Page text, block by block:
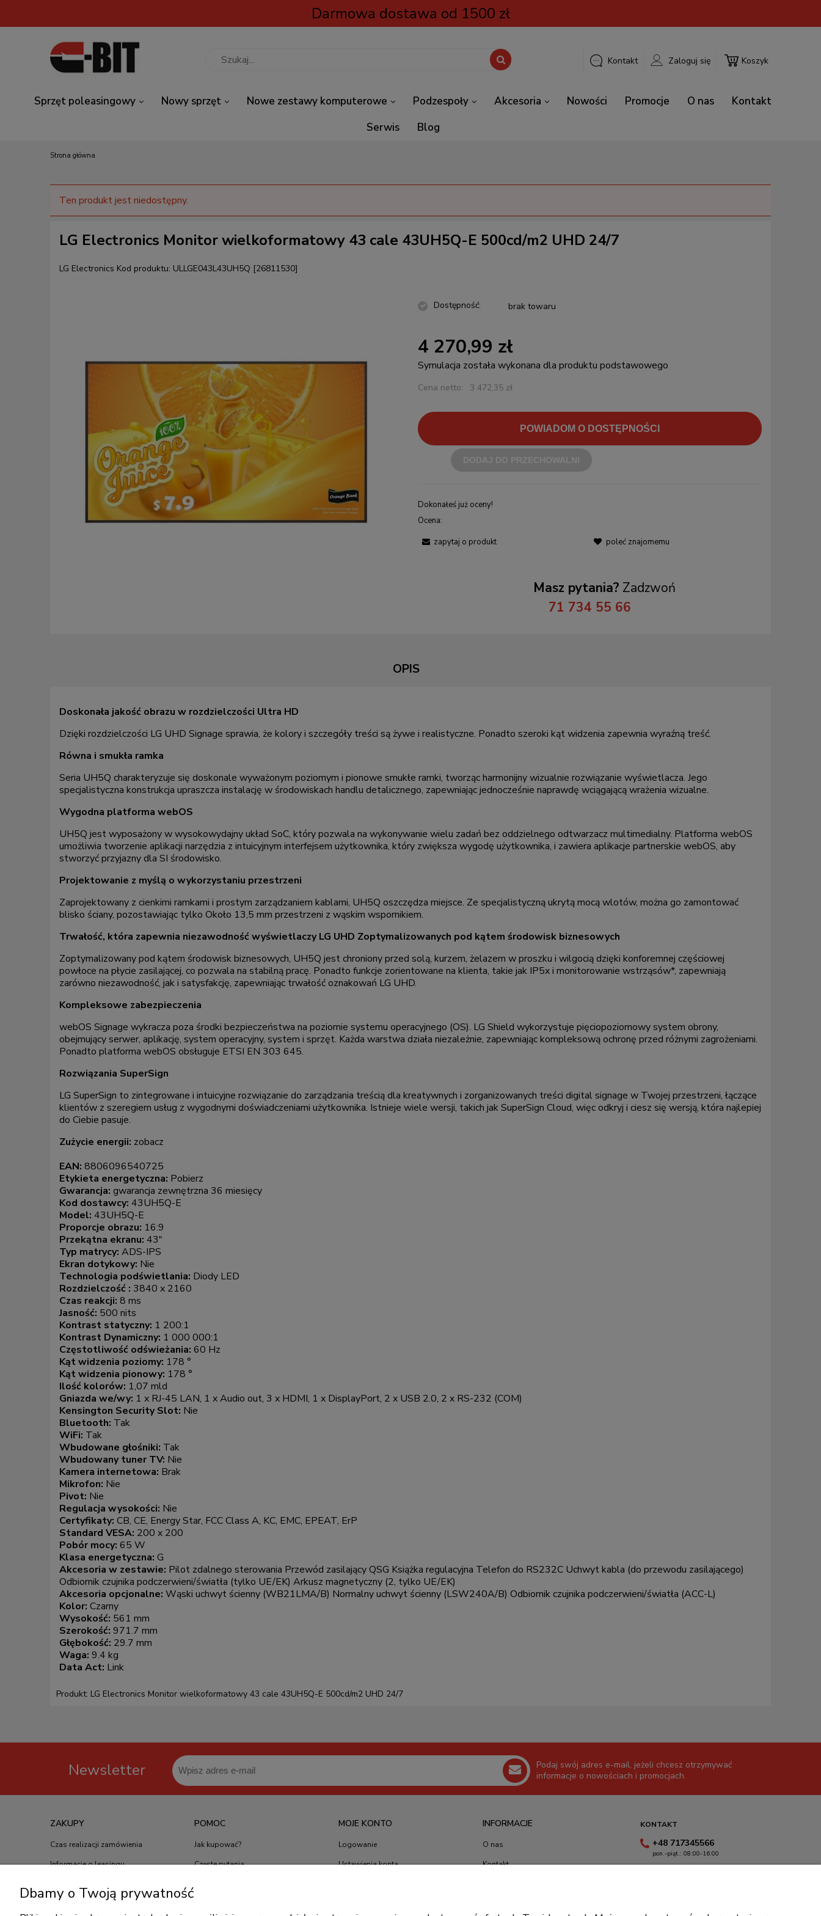
Darmowa dostawa od 1500 zł
Koszyk
Kontakt Zaloguj się
Sprzęt poleasingowy Nowy sprzęt Nowe zestawy komputerowe Podzespoły Akcesoria Nowości Promocje O nas
Kontakt
Serwis
Blog
Strona główna
Ten produkt jest niedostępny.
LG Electronics Monitor wielkoformatowy 43 cale 43UH5Q-E 500cd/m2 UHD 24/7
LG Electronics Kod produktu: ULLGE043L43UH5Q [26811530]
Dostępność: brak towaru
4 270,99 zł
Symulacja została wykonana dla produktu podstawowego
Cena netto: 3 472,35 zł
POWIADOM O DOSTĘPNOŚCI
Dokonałeś już oceny!
Ocena:
zapytaj o produkt
poleć znajomemu
Masz pytania? Zadzwoń
71 734 55 66
OPIS
Doskonała jakość obrazu w rozdzielczości Ultra HD
Dzięki rozdzielczości LG UHD Signage sprawia, że kolory i szczegóły treści są żywe i realistyczne. Ponadto szeroki kąt widzenia zapewnia wyraźną treść.
Równa i smukła ramka
Seria UH5Q charakteryzuje się doskonale wyważonym poziomym i pionowe smukłe ramki, tworząc harmonijny wizualnie rozwiązanie wyświetlacza. Jego
specjalistyczna konstrukcja upraszcza instalację w środowiskach handlu detalicznego, zapewniając jednocześnie naprawdę wciągającą wrażenia wizualne.
Wygodna platforma webOS
UH5Q jest wyposażony w wysokowydajny układ SoC, który pozwala na wykonywanie wielu zadań bez oddzielnego odtwarzacz multimedialny. Platforma webOS
umożliwia tworzenie aplikacji narzędzia z intuicyjnym interfejsem użytkownika, który zwiększa wygodę użytkownika, i zawiera aplikacje partnerskie webOS, aby
stworzyć przyjazny dla SI środowisko.
Projektowanie z myślą o wykorzystaniu przestrzeni
Zaprojektowany z cienkimi ramkami i prostym zarządzaniem kablami, UH5Q oszczędza miejsce. Ze specjalistyczną ukrytą mocą wlotów, można go zamontować
blisko ściany, pozostawiając tylko Około 13,5 mm przestrzeni z wąskim wspornikiem.
Trwałość, która zapewnia niezawodność wyświetlaczy LG UHD Zoptymalizowanych pod kątem środowisk biznesowych
Zoptymalizowany pod kątem środowisk biznesowych, UH5Q jest chroniony przed solą, kurzem, żelazem w proszku i wilgocią dzięki konforemnej częściowej
powłoce na płycie zasilającej, co pozwala na stabilną pracę. Ponadto funkcje zorientowane na klienta, takie jak IP5x i monitorowanie wstrząsów*, zapewniają
zarówno niezawodność, jak i satysfakcję, zapewniając trwałość oznakowań LG UHD.
Kompleksowe zabezpieczenia
webOS Signage wykracza poza środki bezpieczeństwa na poziomie systemu operacyjnego (OS). LG Shield wykorzystuje pięciopoziomowy system obrony,
obejmujący serwer, aplikację, system operacyjny, system i sprzęt. Każda warstwa działa niezależnie, zapewniając kompleksową ochronę przed różnymi zagrożeniami.
Ponadto platforma webOS obsługuje ETSI EN 303 645.
Rozwiązania SuperSign
LG SuperSign to zintegrowane i intuicyjne rozwiązanie do zarządzania treścią dla kreatywnych i zorganizowanych treści digital signage w Twojej przestrzeni, łączące
klientów z szeregiem usług z wygodnymi doświadczeniami użytkownika. Istnieje wiele wersji, takich jak SuperSign Cloud, więc odkryj i ciesz się wersją, która najlepiej
do Ciebie pasuje.
Zużycie energii: zobacz
EAN: 8806096540725
Etykieta energetyczna: Pobierz
Gwarancja: gwarancja zewnętrzna 36 miesięcy
Kod dostawcy: 43UH5Q-E
Model: 43UH5Q-E
Proporcje obrazu: 16:9
Przekątna ekranu: 43"
Typ matrycy: ADS-IPS
Ekran dotykowy: Nie
Technologia podświetlania: Diody LED
Rozdzielczość : 3840 x 2160
Czas reakcji: 8 ms
Jasność: 500 nits
Kontrast statyczny: 1 200:1
Kontrast Dynamiczny: 1 000 000:1
Częstotliwość odświeżania: 60 Hz
Kąt widzenia poziomy: 178 °
Kąt widzenia pionowy: 178 °
Ilość kolorów: 1,07 mld
Gniazda we/wy: 1 x RJ-45 LAN, 1 x Audio out, 3 x HDMI, 1 x DisplayPort, 2 x USB 2.0, 2 x RS-232 (COM)
Kensington Security Slot: Nie
Bluetooth: Tak
WiFi: Tak
Wbudowane głośniki: Tak
Wbudowany tuner TV: Nie
Kamera internetowa: Brak
Mikrofon: Nie
Pivot: Nie
Regulacja wysokości: Nie
Certyfikaty: CB, CE, Energy Star, FCC Class A, KC, EMC, EPEAT, ErP
Standard VESA: 200 x 200
Pobór mocy: 65 W
Klasa energetyczna: G
Akcesoria w zestawie: Pilot zdalnego sterowania Przewód zasilający QSG Książka regulacyjna Telefon do RS232C Uchwyt kabla (do przewodu zasilającego)
Odbiornik czujnika podczerwieni/światła (tylko UE/EK) Arkusz magnetyczny (2, tylko UE/EK)
Akcesoria opcjonalne: Wąski uchwyt ścienny (WB21LMA/B) Normalny uchwyt ścienny (LSW240A/B) Odbiornik czujnika podczerwieni/światła (ACC-L)
Kolor: Czarny
Wysokość: 561 mm
Szerokość: 971.7 mm
Głębokość: 29.7 mm
Waga: 9.4 kg
Data Act: Link
Produkt: LG Electronics Monitor wielkoformatowy 43 cale 43UH5Q-E 500cd/m2 UHD 24/7
Newsletter
Podaj swój adres e-mail, jeżeli chcesz otrzymywać
informacje o nowościach i promocjach.
KONTAKT
+48 717345566
pon.-piąt.: 08:00-16:00
ZAKUPY
Czas realizacji zamówienia
Informacje o leasingu
Koszt dostawy
POMOC
Jak kupować?
Częste pytania
MOJE KONTO
Logowanie
Ustawienia konta
INFORMACJE
O nas
Kontakt
Dbamy o Twoją prywatność